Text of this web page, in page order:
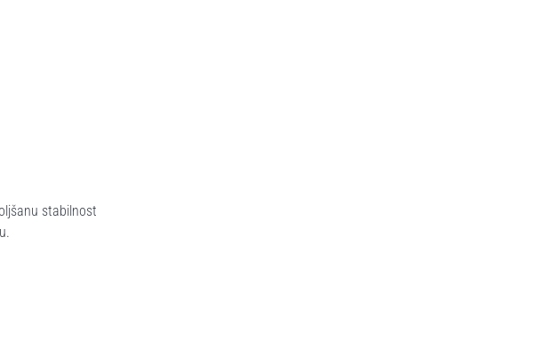
stabilnost